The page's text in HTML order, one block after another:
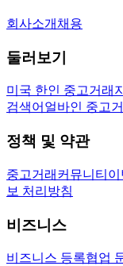
회사소개 채용
둘러보기
미국 한인 중고거래
검색어 얼바인 중고
정책 및 약관
중고거래 커뮤니티 이
보 처리방침
비즈니스
비즈니스 등록협업